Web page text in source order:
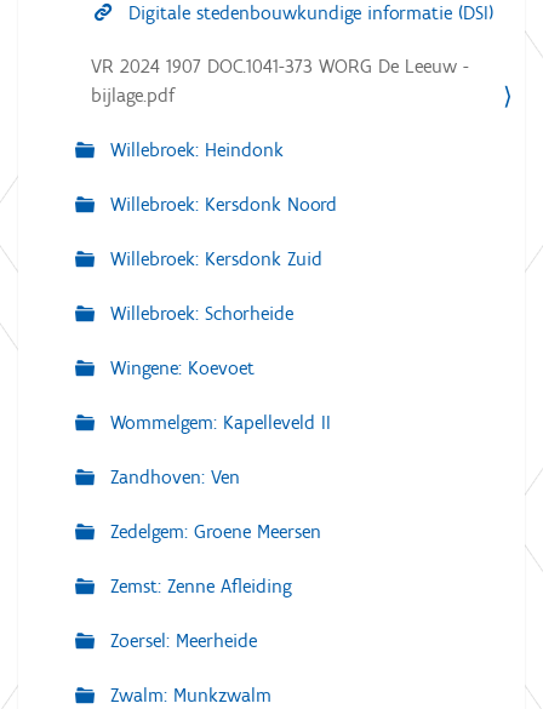
Digitale stedenbouwkundige informatie (DSI)
VR 2024 1907 DOC.1041-373 WORG De Leeuw -
bijlage.pdf
Willebroek: Heindonk
Willebroek: Kersdonk Noord
Willebroek: Kersdonk Zuid
Willebroek: Schorheide
Wingene: Koevoet
Wommelgem: Kapelleveld II
Zandhoven: Ven
Zedelgem: Groene Meersen
Zemst: Zenne Afleiding
Zoersel: Meerheide
Zwalm: Munkzwalm